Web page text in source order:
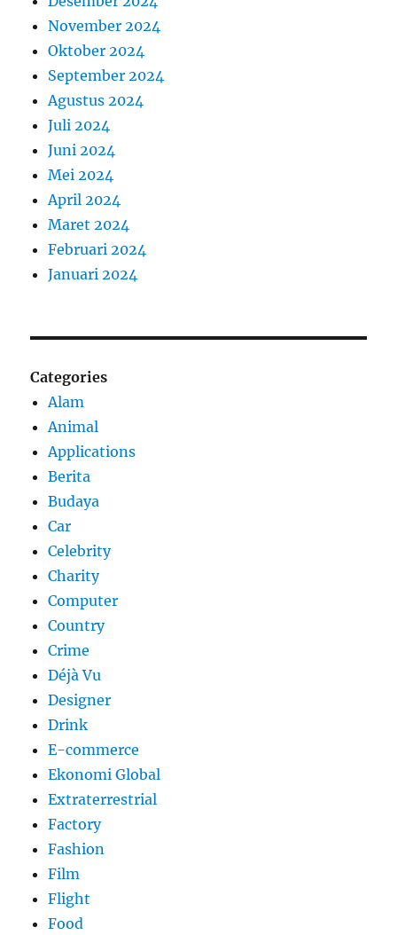
November 2024
Oktober 2024
September 2024
Agustus 2024
Juli 2024
Juni 2024
Mei 2024
April 2024
Maret 2024
Februari 2024
Januari 2024
Categories
Alam
Animal
Applications
Berita
Budaya
Car
Celebrity
Charity
Computer
Country
Crime
Déjà Vu
Designer
Drink
E-commerce
Ekonomi Global
Extraterrestrial
Factory
Fashion
Film
Flight
Food